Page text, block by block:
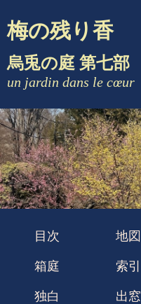
梅の残り香
烏兎の庭 第七部
un jardin dans le cœur
目次 地図
箱庭 索引
独白 出窓